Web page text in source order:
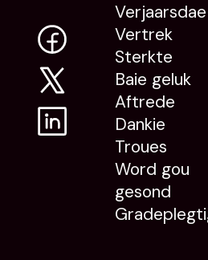
Verjaarsdae
Vertrek
Sterkte
Baie geluk
Aftrede
Dankie
Troues
Word gou
gesond